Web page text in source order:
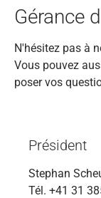
Gérance
N'hésitez pas à
Vous pouvez
poser vos
Président
Stephan
Tél. +41 31